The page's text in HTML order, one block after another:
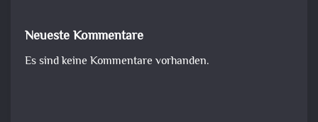
Neueste Kommentare
Es sind keine Kommentare vorhanden.